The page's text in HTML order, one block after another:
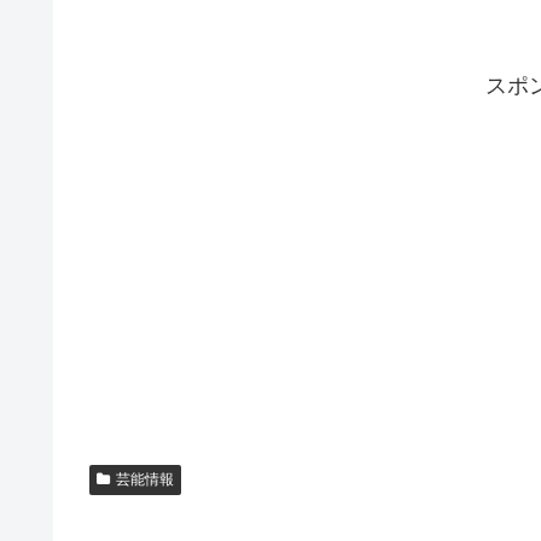
スポ
芸能情報